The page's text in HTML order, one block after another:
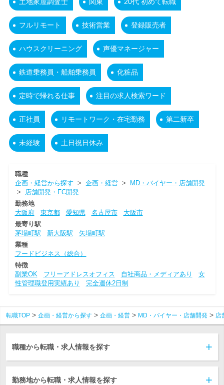
フルリモート 技術営業 登録販売者
ハウスクリーニング 声優マネージャー
鉄道乗務員・船舶乗務員 化粧品
定時で帰れる仕事 注目の求人検索ワード
正社員 リモートワーク・在宅勤務 第二新卒
未経験 土日祝日休み
職種
企画・経営から探す > 企画・経営>
MD・バイヤー・店舗開発
> 店舗開発・FC開発
勤務地
大阪府
東京都 愛知県 名古屋市
大阪市
最寄り駅
茅場町駅
新大阪駅
矢場町駅
業種
フードビジネス（総合）
特徴
副業OK
フリーアドレスオフィス 自社商品・メディアあり
女
性管理職登用実績あり
完全週休2日制
転職TOP 企画・経営から探す 企画・経営 MD・バイヤー・店舗開発 店
職種から転職・求人情報を探す
勤務地から転職・求人情報を探す